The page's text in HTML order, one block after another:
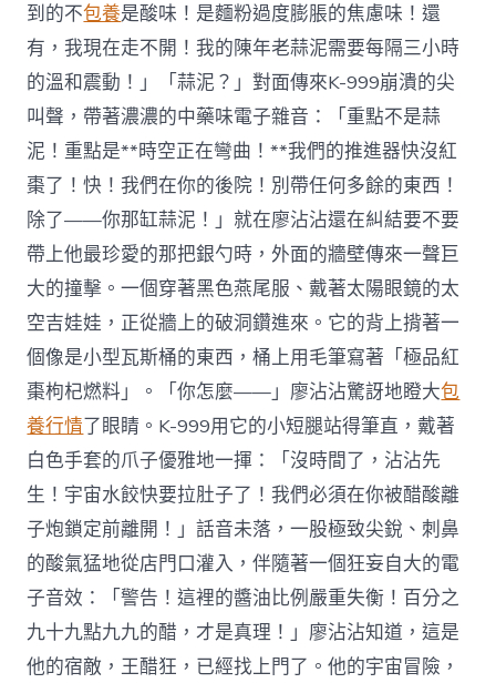
到的不包養是酸味！是麵粉過度膨脹的焦慮味！還
有，我現在走不開！我的陳年老蒜泥需要每隔三小時
的溫和震動！」「蒜泥？」對面傳來K-999崩潰的尖
叫聲，帶著濃濃的中藥味電子雜音：「重點不是蒜
泥！重點是**時空正在彎曲！**我們的推進器快沒紅
棗了！快！我們在你的後院！別帶任何多餘的東西！
除了——你那缸蒜泥！」就在廖沾沾還在糾結要不要
帶上他最珍愛的那把銀勺時，外面的牆壁傳來一聲巨
大的撞擊。一個穿著黑色燕尾服、戴著太陽眼鏡的太
空吉娃娃，正從牆上的破洞鑽進來。它的背上揹著一
個像是小型瓦斯桶的東西，桶上用毛筆寫著「極品紅
棗枸杞燃料」。「你怎麼——」廖沾沾驚訝地瞪大包
養行情了眼睛。K-999用它的小短腿站得筆直，戴著
白色手套的爪子優雅地一揮：「沒時間了，沾沾先
生！宇宙水餃快要拉肚子了！我們必須在你被醋酸離
子炮鎖定前離開！」話音未落，一股極致尖銳、刺鼻
的酸氣猛地從店門口灌入，伴隨著一個狂妄自大的電
子音效：「警告！這裡的醬油比例嚴重失衡！百分之
九十九點九九的醋，才是真理！」廖沾沾知道，這是
他的宿敵，王醋狂，已經找上門了。他的宇宙冒險，